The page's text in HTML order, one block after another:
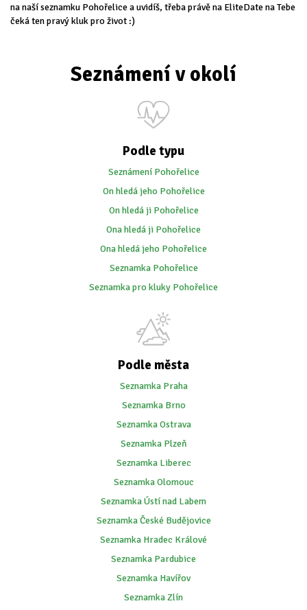
na naší seznamku Pohořelice a uvidíš, třeba právě na EliteDate na Tebe
čeká ten pravý kluk pro život :)
Seznámení v okolí
Podle typu
Seznámení Pohořelice
On hledá jeho Pohořelice
On hledá ji Pohořelice
Ona hledá ji Pohořelice
Ona hledá jeho Pohořelice
Seznamka Pohořelice
Seznamka pro kluky Pohořelice
Podle města
Seznamka Praha
Seznamka Brno
Seznamka Ostrava
Seznamka Plzeň
Seznamka Liberec
Seznamka Olomouc
Seznamka Ústí nad Labem
Seznamka České Budějovice
Seznamka Hradec Králové
Seznamka Pardubice
Seznamka Havířov
Seznamka Zlín